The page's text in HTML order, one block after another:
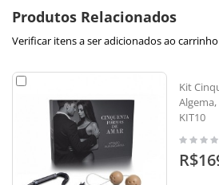
Produtos Relacionados
Verificar itens a ser adicionados ao
Kit
Algema,
KIT10